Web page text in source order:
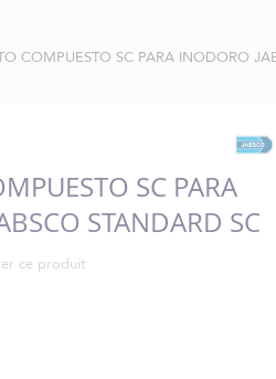
COMPUESTO SC PARA INODORO
SC PARA
STANDARD SC
ce produit